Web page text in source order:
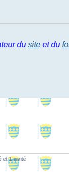
du site et du
et 1 invité